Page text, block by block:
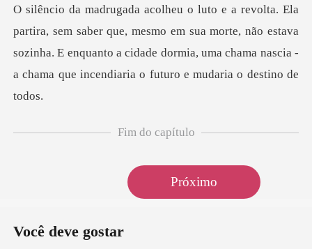
ue, mesmo em sua morte, não estava
sozinha. E enquanto a cidade dormia, uma
Fim do capítulo
Próximo
Você deve gostar